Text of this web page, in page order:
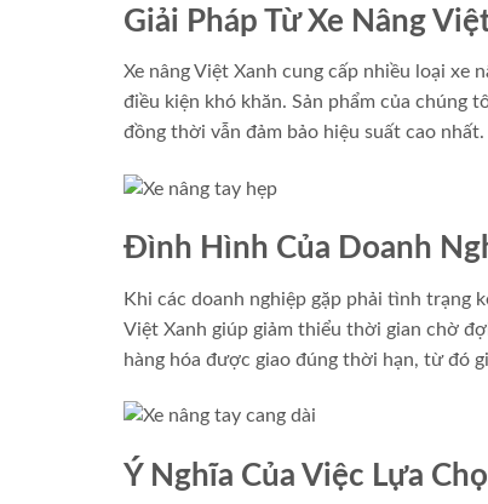
Giải Pháp Từ Xe Nâng
Xe nâng Việt Xanh cung cấp nhiều loại xe
điều kiện khó khăn. Sản phẩm của chúng
đồng thời vẫn đảm bảo hiệu suất cao nhất.
Đình Hình Của Doanh
Khi các doanh nghiệp gặp phải tình trạng
Việt Xanh giúp giảm thiểu thời gian chờ
hàng hóa được giao đúng thời hạn, từ đó
Ý Nghĩa Của Việc Lựa